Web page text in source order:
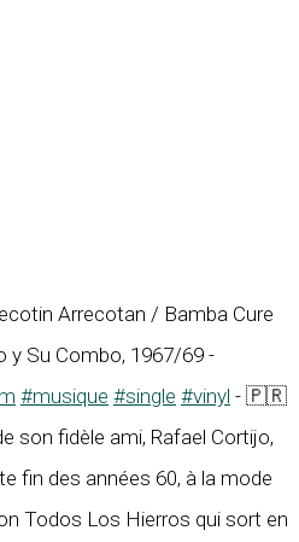
Arrecotan / Bamba Cure
y Su Combo, 1967/69 -
#musique #single #vinyl - 🇵🇷
son fidèle ami, Rafael Cortijo,
fin des années 60, à la mode
Todos Los Hierros qui sort en